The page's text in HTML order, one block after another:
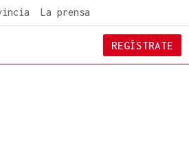
La prensa
REGÍSTRATE